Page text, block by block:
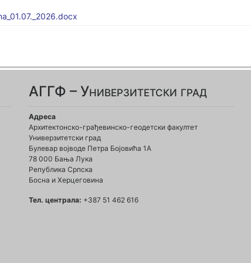
АГГФ – Универзитетски град
Адреса
Архитектонско-грађевинско-геодетски факултет
Универзитетски град
Булевар војводе Петра Бојовића 1A
78 000 Бања Лука
Република Српска
Босна и Херцеговина
Тел. централа: +387 51 462 616